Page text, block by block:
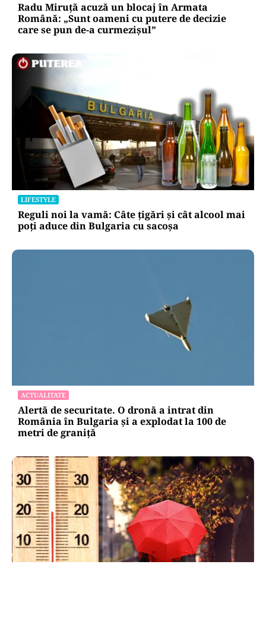
Radu Miruță acuză un blocaj în Armata
Română: „Sunt oameni cu putere de decizie
care se pun de-a curmezișul”
LIFESTYLE
Reguli noi la vamă: Câte țigări și cât alcool mai
poți aduce din Bulgaria cu sacoșa
ACTUALITATE
Alertă de securitate. O dronă a intrat din
România în Bulgaria şi a explodat la 100 de
metri de graniţă